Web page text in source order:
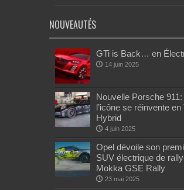
NOUVEAUTÉS
GTi is Back… en
14 juin 2025
Nouvelle Porsche 911:
l’icône se réinvente en
Hybrid
4 juin 2025
Opel dévoile son
SUV électrique de
Mokka GSE Rally
23 mai 2025